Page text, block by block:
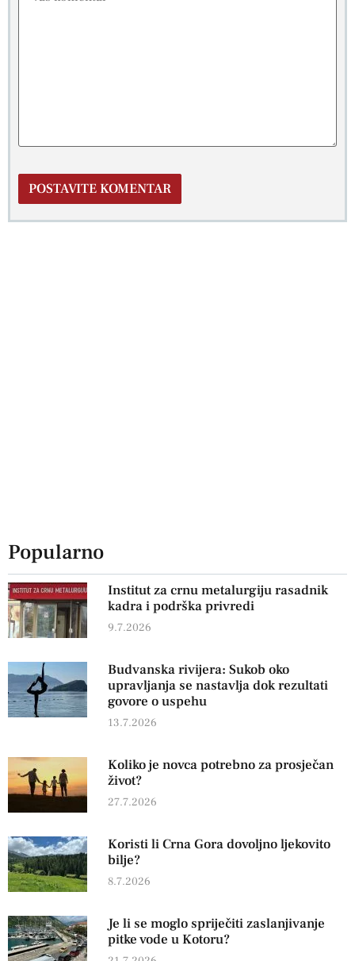
Popularno
Institut za crnu metalurgiju rasadnik
kadra i podrška privredi
9.7.2026
Budvanska rivijera: Sukob oko
upravljanja se nastavlja dok rezultati
govore o uspehu
13.7.2026
Koliko je novca potrebno za prosječan
život?
27.7.2026
Koristi li Crna Gora dovoljno ljekovito
bilje?
8.7.2026
Je li se moglo spriječiti zaslanjivanje
pitke vode u Kotoru?